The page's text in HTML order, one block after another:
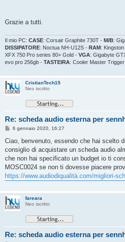
Grazie a tutti.
Il mio PC: CASE: Corsair Graphite 730T - M/B:
DISSIPATORE: Noctua NH-U12S - RAM:
XFX 750 Pro series 80+ Gold - VGA: Gigabyte
evo pro 256gb - TASTEIRA: Cooler Master
CristianTech15
Neo iscritto
Re: scheda audio esterna per
M
s
a
g
i
o
6 gennaio 2020, 16:27
Ciao, benvenuto, essendo che hai scelto
consiglio di acquistare un scheda audio
che non hai specificato un budget io ti
MOSC0024 se non ti dovesse piacere
https://www.audiodiqualità.com/migliori-
fareara
Neo iscritto
Re: scheda audio esterna per